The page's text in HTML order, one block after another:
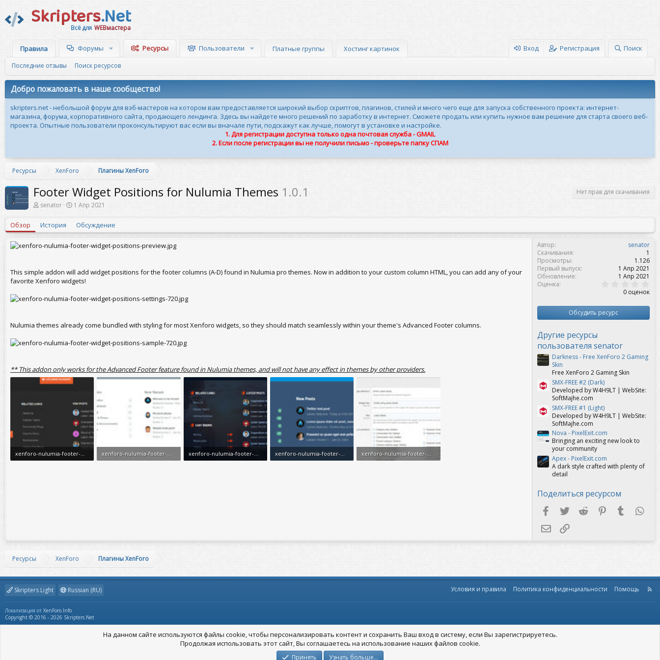
Skripters.Net
Всё для WEBмастера
Правила Форумы Ресурсы Пользователи Платные группы Хостинг картинок Вход Регистрация Поиск
Последние отзывы Поиск ресурсов
Добро пожаловать в наше сообщество!
skripters.net - небольшой форум для вэб-мастеров на котором вам предоставляется широкий выбор скриптов, плагинов, стилей и много чего еще для запуска собственного проекта: интернет-
магазина, форума, корпоративного сайта, продающего лендинга. Здесь вы найдете много решений по заработку в интернет. Сможете продать или купить нужное вам решение для старта своего веб-
проекта. Опытные пользователи проконсультируют вас если вы вначале пути, подскажут как лучше, помогут в установке и настройке.
1. Для регистрации доступна только одна почтовая служба - GMAIL
2. Если после регистрации вы не получили письмо - проверьте папку СПАМ
Ресурсы XenForo Плагины XenForo
Footer Widget Positions for Nulumia Themes 1.0.1
Нет прав для скачивания
А
т
о
р
senator
Д
т
с
о
н
и
1 Апр 2021
Обзор История Обсуждение
This simple addon will add widget positions for the footer columns (A-D) found in Nulumia pro themes. Now in addition to your custom column HTML, you can add any of your
favorite Xenforo widgets!
Nulumia themes already come bundled with styling for most Xenforo widgets, so they should match seamlessly within your theme's Advanced Footer columns.
** This addon only works for the Advanced Footer feature found in Nulumia themes, and will not have any effect in themes by other providers.
xenforo-nulumia-footer-widget-positions-layout-1.jpg
xenforo-nulumia-footer-widget-positions-layout-2.jpg
xenforo-nulumia-footer-widget-positions-layout-3.jpg
xenforo-nulumia-footer-widget-positions-preview.jpg
xenforo-nulumia-footer-widget-positions-settings.jpg
Автор
senator
Скачивания
1
Просмотры
1.126
Первый выпуск
1 Апр 2021
Обновление
1 Апр 2021
Оценка
,
0
в
0 оценок
Обсудить ресурс
Другие ресурсы
пользователя senator
Darkness - Free XenForo 2 Gaming
Skin
Free XenForo 2 Gaming Skin
SMX-FREE #2 (Dark)
Developed by W4H9LT | WebSite:
SoftMajhe.com
SMX-FREE #1 (Light)
Developed by W4H9LT | WebSite:
SoftMajhe.com
Nova - PixelExit.com
Bringing an exciting new look to
your community
Apex - PixelExit.com
A dark style crafted with plenty of
detail
Поделиться ресурсом
FacebookTwitter Reddit PinterestTumblr
Электронная почта
Ресурсы XenForo Плагины XenForo
Skripters Light Russian (RU) Условия и правила Политика конфиденциальности Помощь
R
Локализация от XenForo.Info
Copyright © 2016 - 2026 Skripters.Net
На данном сайте используются файлы cookie, чтобы персонализировать контент и сохранить Ваш вход в систему, если Вы зарегистрируетесь.
Продолжая использовать этот сайт, Вы соглашаетесь на использование наших файлов cookie.
Принять Узнать больше…